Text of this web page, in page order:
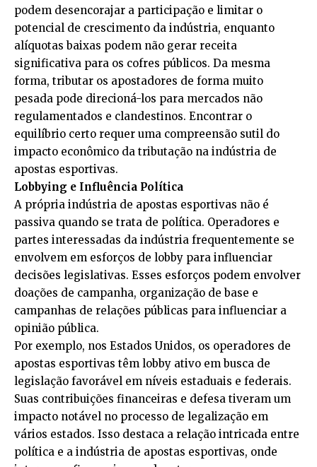
podem desencorajar a participação e limitar o
potencial de crescimento da indústria, enquanto
alíquotas baixas podem não gerar receita
significativa para os cofres públicos. Da mesma
forma, tributar os apostadores de forma muito
pesada pode direcioná-los para mercados não
regulamentados e clandestinos. Encontrar o
equilíbrio certo requer uma compreensão sutil do
impacto econômico da tributação na indústria de
apostas esportivas.
Lobbying e Influência Política
A própria indústria de apostas esportivas não é
passiva quando se trata de política. Operadores e
partes interessadas da indústria frequentemente se
envolvem em esforços de lobby para influenciar
decisões legislativas. Esses esforços podem envolver
doações de campanha, organização de base e
campanhas de relações públicas para influenciar a
opinião pública.
Por exemplo, nos Estados Unidos, os operadores de
apostas esportivas têm lobby ativo em busca de
legislação favorável em níveis estaduais e federais.
Suas contribuições financeiras e defesa tiveram um
impacto notável no processo de legalização em
vários estados. Isso destaca a relação intricada entre
política e a indústria de apostas esportivas, onde